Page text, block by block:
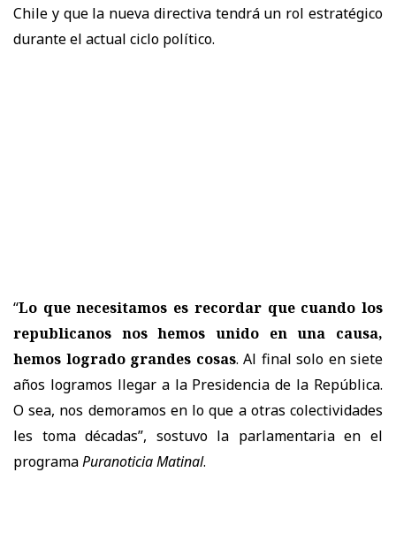
Chile y que la nueva directiva tendrá un rol estratégico
durante el actual ciclo político.
“Lo que necesitamos es recordar que cuando los
republicanos nos hemos unido en una causa,
hemos logrado grandes cosas. Al final solo en siete
años logramos llegar a la Presidencia de la República.
O sea, nos demoramos en lo que a otras colectividades
les toma décadas”, sostuvo la parlamentaria en el
programaPuranoticia Matinal.